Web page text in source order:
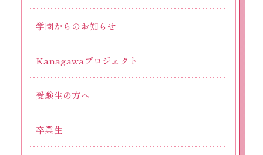
学園からのお知らせ
Kanagawaプロジェクト
受験生の方へ
卒業生